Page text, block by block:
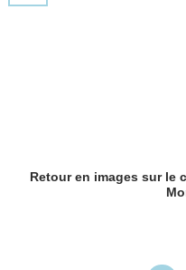
Retour en images sur le